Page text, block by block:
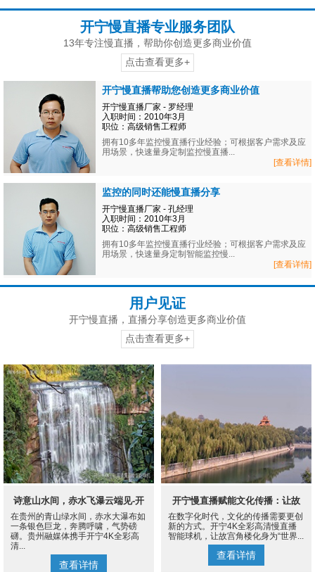
开宁慢直播专业服务团队
13年专注慢直播，帮助你创造更多商业价值
点击查看更多+
开宁慢直播帮助您创造更多商业价值
开宁慢直播厂家 - 罗经理
入职时间：2010年3月
职位：高级销售工程师
拥有10多年监控慢直播行业经验；可根据客户需求及应
用场景，快速量身定制监控慢直播...
[查看详情]
监控的同时还能慢直播分享
开宁慢直播厂家 - 孔经理
入职时间：2010年3月
职位：高级销售工程师
拥有10多年监控慢直播行业经验；可根据客户需求及应
用场景，快速量身定制智能监控慢...
[查看详情]
用户见证
开宁慢直播，直播分享创造更多商业价值
点击查看更多+
诗意山水间，赤水飞瀑云端见-开
宁4K慢直播摄像机
在贵州的青山绿水间，赤水大瀑布如
一条银色巨龙，奔腾呼啸，气势磅
礴。贵州融媒体携手开宁4K全彩高
清...
查看详情
开宁慢直播赋能文化传播：让故
宫角楼成为世界的文化客厅
在数字化时代，文化的传播需要更创
新的方式。开宁4K全彩高清慢直播
智能球机，让故宫角楼化身为“世界...
查看详情